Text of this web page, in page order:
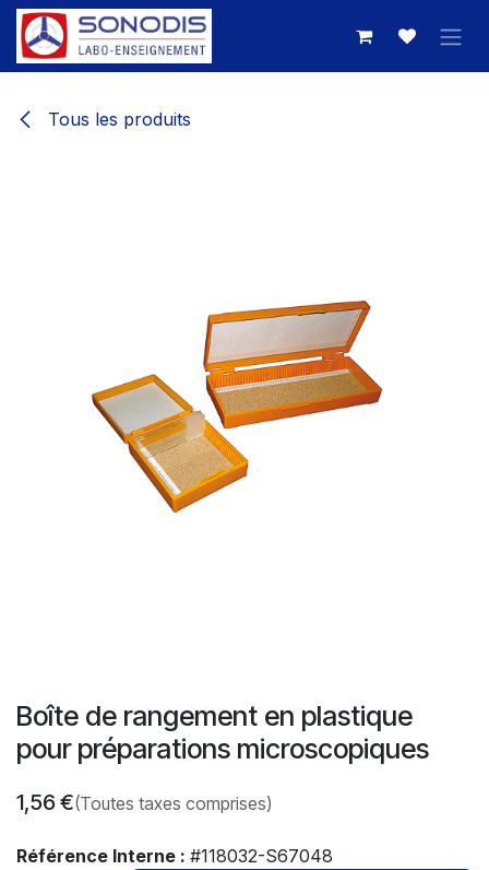
Se rendre au contenu
Tous les produits
Boîte de rangement en plastique
pour préparations microscopiques
1,56 €(Toutes taxes comprises)
Référence Interne : #118032-S67048